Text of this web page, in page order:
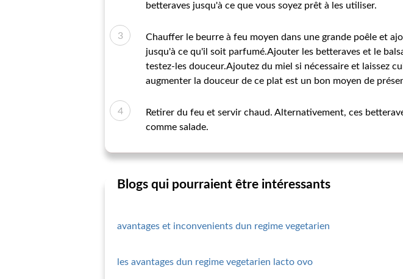
betteraves jusqu'à ce que vous soyez prêt à les utiliser.
Chauffer le beurre à feu moyen dans une grande poêle et
jusqu'à ce qu'il soit parfumé.Ajouter les betteraves et le
testez-les douceur.Ajoutez du miel si nécessaire et laissez
augmenter la douceur de ce plat est un bon moyen de
Retirer du feu et servir chaud. Alternativement, ces
comme salade.
Blogs qui pourraient être intéressants
avantages et inconvenients dun regime vegetarien
les avantages dun regime vegetarien lacto ovo